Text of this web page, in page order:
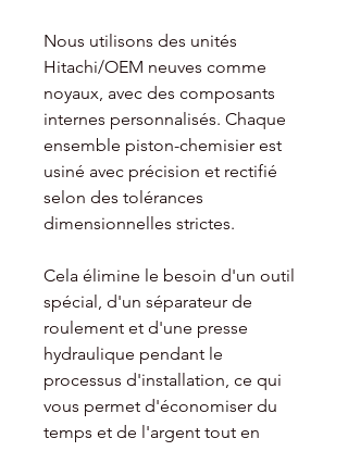
Nous utilisons des unités
Hitachi/OEM neuves comme
noyaux, avec des composants
internes personnalisés. Chaque
ensemble piston-chemisier est
usiné avec précision et rectifié
selon des tolérances
dimensionnelles strictes.
Cela élimine le besoin d'un outil
spécial, d'un séparateur de
roulement et d'une presse
hydraulique pendant le
processus d'installation, ce qui
vous permet d'économiser du
temps et de l'argent tout en